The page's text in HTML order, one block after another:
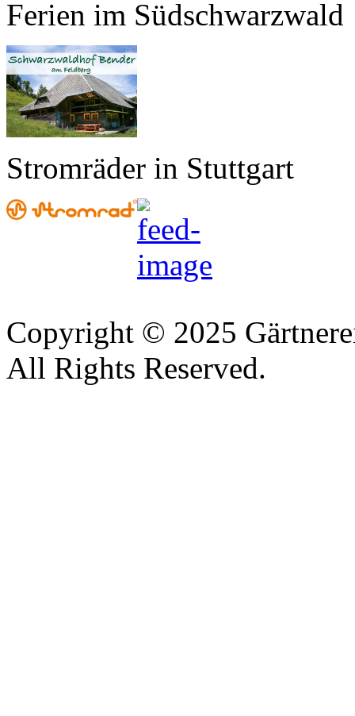
Ferien im Südschwarzwald
Stromräder in Stuttgart
Copyright © 2025
All Rights Reserved.